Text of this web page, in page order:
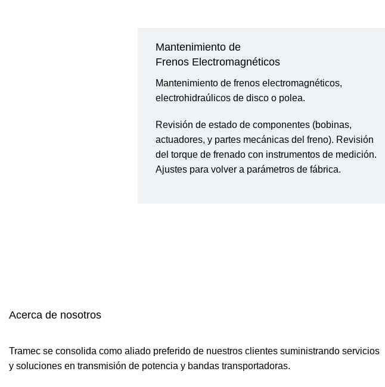
Mantenimiento de
Frenos Electromagnéticos
Mantenimiento de frenos electromagnéticos,
electrohidraúlicos de disco o polea.
Revisión de estado de componentes (bobinas,
actuadores, y partes mecánicas del freno). Revisión
del torque de frenado con instrumentos de medición.
Ajustes para volver a parámetros de fábrica.
Acerca de nosotros
Tramec se consolida como aliado preferido de nuestros clientes suministrando servicios
y soluciones en transmisión de potencia y bandas transportadoras.